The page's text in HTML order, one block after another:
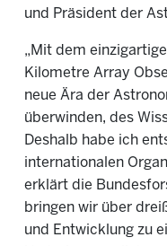
und Präsident der
„Mit dem
Kilometre Array
neue Ära der
überwinden, des
Deshalb habe ich
internationalen
erklärt die
bringen wir über
und Entwicklung zu